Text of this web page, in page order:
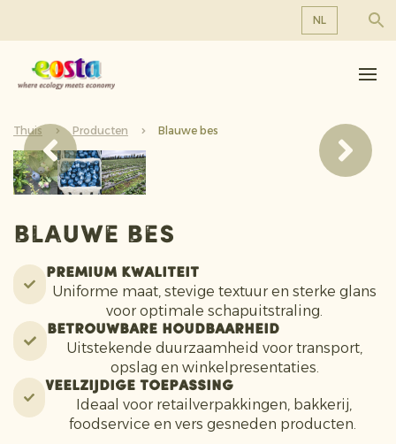
NL
NL
Over ons
Producten
Duurzaamheid
Nieuws & Persberichten
Werken bij Eosta
Thuis Producten Blauwe bes
Blauwe bes
Premium kwaliteit
Uniforme maat, stevige textuur en sterke glans
voor optimale schapuitstraling.
Betrouwbare houdbaarheid
Uitstekende duurzaamheid voor transport,
opslag en winkelpresentaties.
Veelzijdige Toepassing
Ideaal voor retailverpakkingen, bakkerij,
foodservice en vers gesneden producten.